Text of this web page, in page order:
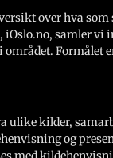
over hva som
iOslo.no, samler vi
Formålet
ulike kilder,
og